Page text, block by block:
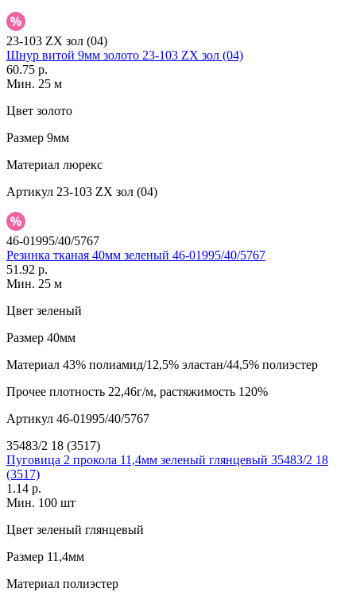
23-103 ZX зол (04)
Шнур витой 9мм золото 23-103 ZX зол (04)
60.75 р.
Мин. 25 м
Цвет золото
Размер 9мм
Материал люрекс
Артикул 23-103 ZX зол (04)
46-01995/40/5767
Резинка тканая 40мм зеленый 46-01995/40/5767
51.92 р.
Мин. 25 м
Цвет зеленый
Размер 40мм
Материал 43% полиамид/12,5% эластан/44,5% полиэстер
Прочее плотность 22,46г/м, растяжимость 120%
Артикул 46-01995/40/5767
35483/2 18 (3517)
Пуговица 2 прокола 11,4мм зеленый глянцевый 35483/2 18
(3517)
1.14 р.
Мин. 100 шт
Цвет зеленый глянцевый
Размер 11,4мм
Материал полиэстер